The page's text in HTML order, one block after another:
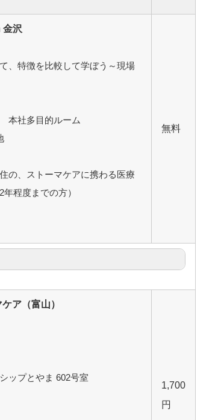
金沢
、特徴を比較して学ぼう～現場
本社多目的ルーム
の、ストーマケアに携わる医療
程度までの方）
無料
ア（富山）
ップとやま 602号室
1,700
円